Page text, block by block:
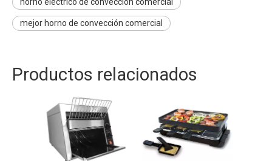
mejor horno de convección comercial
Productos relacionados